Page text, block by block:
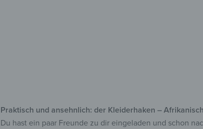
Praktisch und ansehnlich: der Kleiderhaken –
Du hast ein paar Freunde zu dir eingeladen und schon